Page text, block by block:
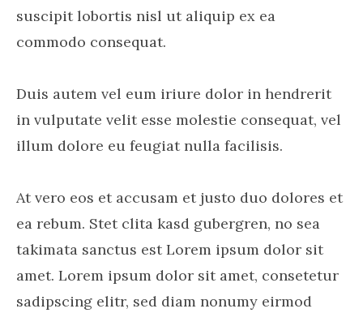
suscipit lobortis nisl ut aliquip ex ea
commodo consequat.
Duis autem vel eum iriure dolor in hendrerit
in vulputate velit esse molestie consequat, vel
illum dolore eu feugiat nulla facilisis.
At vero eos et accusam et justo duo dolores et
ea rebum. Stet clita kasd gubergren, no sea
takimata sanctus est Lorem ipsum dolor sit
amet. Lorem ipsum dolor sit amet, consetetur
sadipscing elitr, sed diam nonumy eirmod